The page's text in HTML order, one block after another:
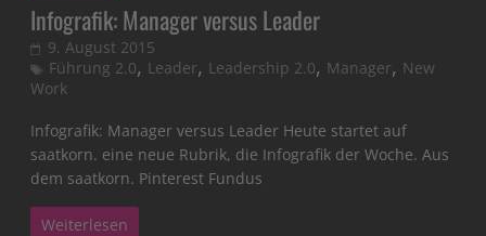
Infografik: Manager versus Leader
9. August 2015
Führung 2.0, Leader, Leadership 2.0, Manager, New
Work
Infografik: Manager versus Leader Heute startet auf
saatkorn. eine neue Rubrik, die Infografik der Woche. Aus
dem saatkorn. Pinterest Fundus
Weiterlesen